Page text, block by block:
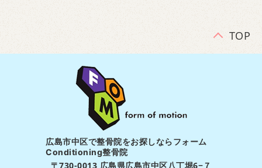
TOP
広島市中区で整骨院をお探しならフォーム
Conditioning整骨院
〒730-0013 広島県広島市中区八丁堀6−７